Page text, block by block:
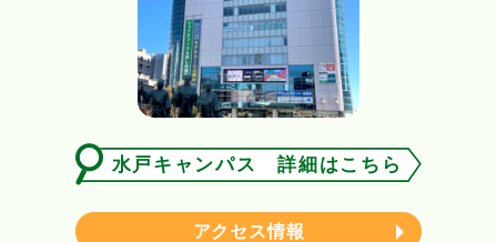
水戸キャンパス 詳細はこちら
アクセス情報